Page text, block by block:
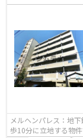
メルヘンパレス：地
歩10分に立地する物